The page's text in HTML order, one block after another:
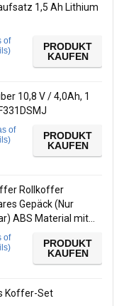
1,5 Ah Lithium
of
)
PRODUKT
KAUFEN
10,8 V / 4,0Ah, 1
of
)
PRODUKT
KAUFEN
Rollkoffer
Gepäck (Nur
ABS Material mit…
of
)
PRODUKT
KAUFEN
Koffer-Set